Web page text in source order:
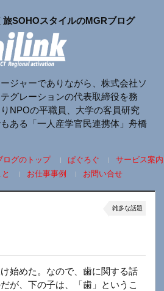
旅SOHOスタイルのMGRブログ
ジャーでありながら、株式会社ソ
グレーションの代表取締役を務
NPOの平職員、大学の客員研究
ある「一人産学官民連携体」舟橋
ログのトップ ぱぐろぐ
サービス案内
お仕事事例 お問い合せ
雑多な話題
始めた。なので、歯に関する話
が、下の子は、「歯」というこ